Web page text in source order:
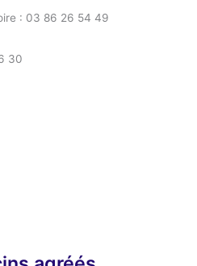
: 03 86 26 54 49
30